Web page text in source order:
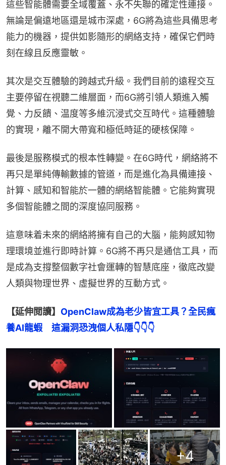
這些智能體需要全域覆蓋、永不失聯的確定性連接。
無論是偏遠地區還是城市深處，6G將為這些具備思考
能力的機器，提供如影隨形的網絡支持，確保它們時
刻在線且反應靈敏。
其次是交互體驗的跨越式升級。我們目前的遠程交互
主要停留在視聽二維層面，而6G將引領人類進入觸
覺、力反饋、温度等多維沉浸式交互時代。這種體驗
的實現，離不開大帶寬和極低時延的硬核保障。
最後是服務模式的根本性轉變。在6G時代，網絡將不
再只是單純傳輸數據的管道，而是進化為具備連接、
計算、感知和智能於一體的網絡智能體。它能夠實現
多個智能體之間的深度協同服務。
這意味着未來的網絡將擁有自己的大腦，能夠感知物
理環境並進行即時計算。6G將不再只是通信工具，而
是成為支撐整個數字社會運轉的智慧底座，徹底改變
人類與物理世界、虛擬世界的互動方式。
【延伸閲讀】 OpenClaw成為老少皆宜工具？全民瘋
養AI龍蝦　這漏洞恐洩個人私隱👇👇👇
+4